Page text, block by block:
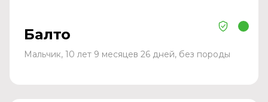
Балто
Мальчик, 10 лет 9 месяцев 26 дней, без породы